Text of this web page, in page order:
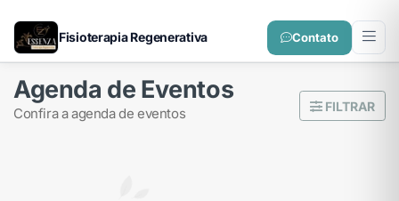
Fisioterapia Regenerativa Contato
Agenda de Eventos
confira a agenda de eventos FILTRAR